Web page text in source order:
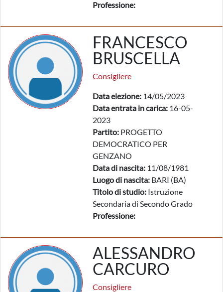
Professione:
FRANCESCO
BRUSCELLA
Consigliere
Data elezione: 14/05/2023
Data entrata in carica: 16-05-
2023
Partito: PROGETTO
DEMOCRATICO PER
GENZANO
Data di nascita: 11/08/1981
Luogo di nascita: BARI (BA)
Titolo di studio: Istruzione
Secondaria di Secondo Grado
Professione:
ALESSANDRO
CARCURO
Consigliere